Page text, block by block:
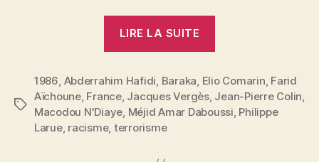
LIRE LA SUITE
Arabes
disent
non »
Étiquettes
1986 Abderrahim Hafidi Baraka Elio Comarin Farid
Aïchoune, France, Jacques Vergès, Jean-Pierre Colin
Macodou N'Diaye Méjid Amar Daboussi Philippe
Larue, racisme, terrorisme